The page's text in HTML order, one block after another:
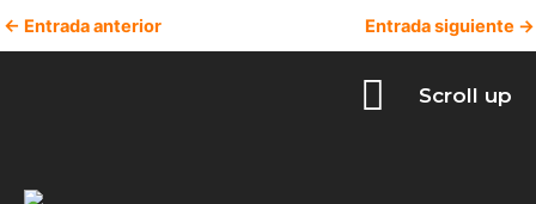
← Entrada anterior Entrada siguiente →
Scroll up